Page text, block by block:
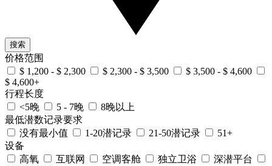
搜索
价格范围
$ 1,200 - $ 2,300
$ 2,300 - $ 3,500
$ 3,500 - $ 4,600
$ 4,600+
行程长度
<5晚
5 - 7晚
8晚以上
最低潜数记录要求
没有最小值
1-20潜记录 21-50潜记录
51+
设备
高氧
互联网 空调客舱 独立卫浴
深潜平台